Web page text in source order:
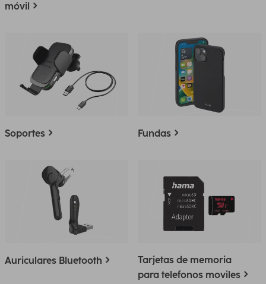
móvil
Soportes Fundas
Auriculares Bluetooth
Tarjetas de memoria
para telefonos moviles